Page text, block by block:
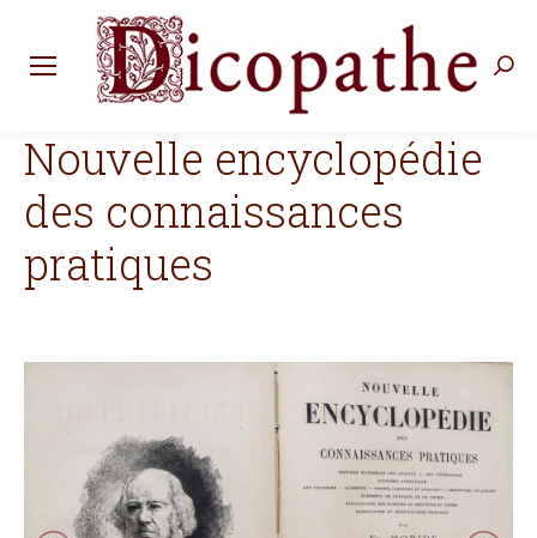
Nouvelle encyclopédie
des connaissances
pratiques